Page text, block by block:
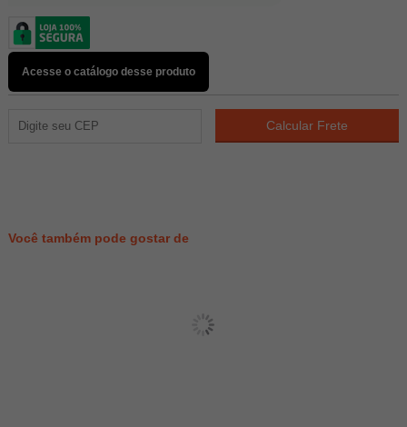
Acesse o catálogo desse produto
Você também pode gostar de